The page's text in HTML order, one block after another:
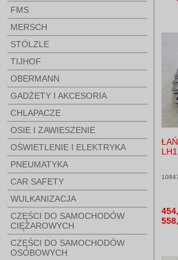
FMS
MERSCH
STÖLZLE
TIJHOF
OBERMANN
GADŻETY I AKCESORIA
CHLAPACZE
OSIE I ZAWIESZENIE
OŚWIETLENIE I ELEKTRYKA
PNEUMATYKA
CAR SAFETY
WULKANIZACJA
CZĘŚCI DO SAMOCHODÓW
CIĘŻAROWYCH
CZĘŚCI DO SAMOCHODÓW
OSOBOWYCH